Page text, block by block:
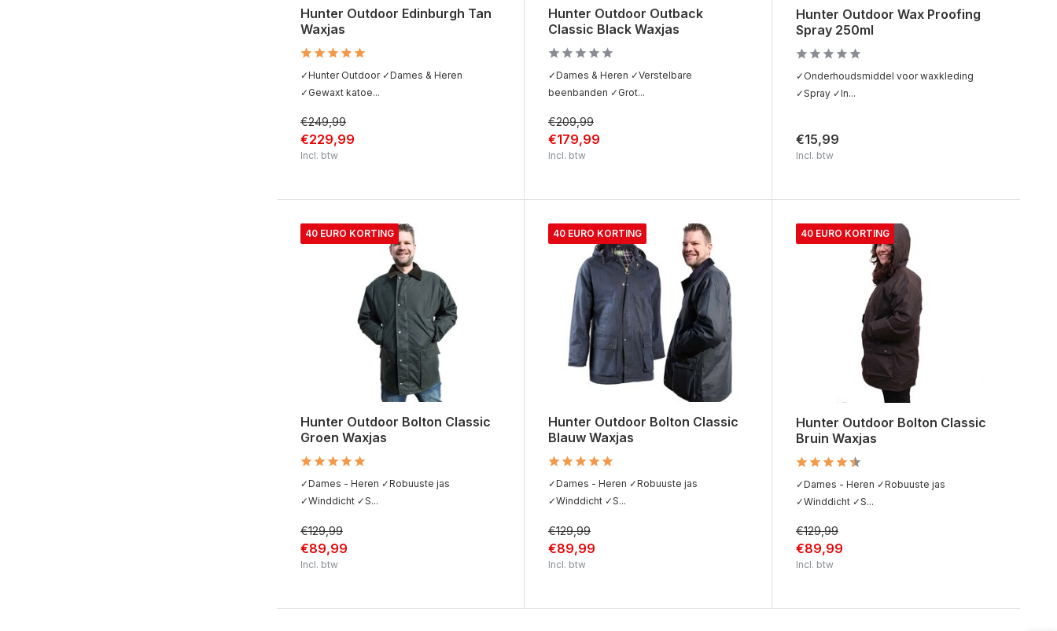
Hunter Outdoor Edinburgh Tan
Waxjas
✓Hunter Outdoor ✓Dames & Heren
✓Gewaxt katoe...
€249,99
€229,99
Incl. btw
Hunter Outdoor Outback
Classic Black Waxjas
✓Dames & Heren ✓Verstelbare
beenbanden ✓Grot...
€209,99
€179,99
Incl. btw
Hunter Outdoor Wax Proofing
Spray 250ml
✓Onderhoudsmiddel voor waxkleding
✓Spray ✓In...
€15,99
Incl. btw
40 EURO KORTING
Hunter Outdoor Bolton Classic
Groen Waxjas
✓Dames - Heren ✓Robuuste jas
✓Winddicht ✓S...
€129,99
€89,99
Incl. btw
40 EURO KORTING
Hunter Outdoor Bolton Classic
Blauw Waxjas
✓Dames - Heren ✓Robuuste jas
✓Winddicht ✓S...
€129,99
€89,99
Incl. btw
40 EURO KORTING
Hunter Outdoor Bolton Classic
Bruin Waxjas
✓Dames - Heren ✓Robuuste jas
✓Winddicht ✓S...
€129,99
€89,99
Incl. btw